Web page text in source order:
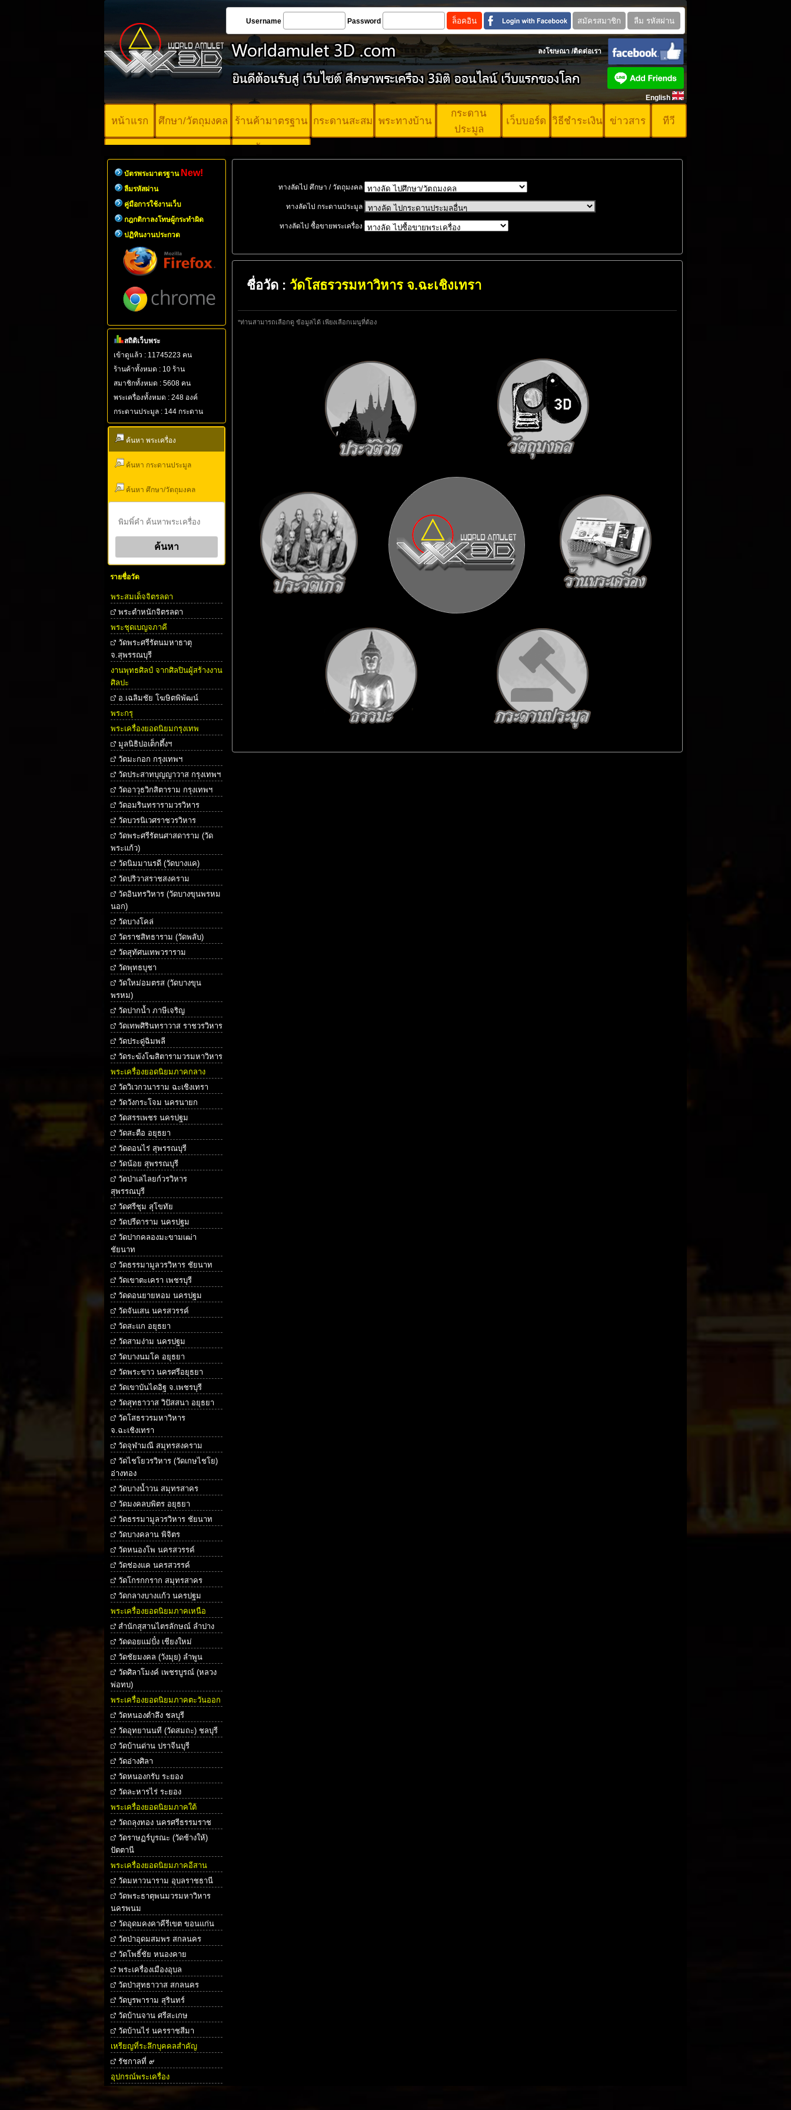
Username Password
ลงโฆษณา/ติดต่อเรา
English
หน้าแรก ศึกษา/วัตถุมงคล ร้านค้ามาตรฐาน กระดานสะสม พระทางบ้าน
กระดาน
ประมูล
เว็บบอร์ด วิธีชำระเงิน ข่าวสาร ทีวี
บัตรพระ
มาตรฐาน
บัตรพระมาตรฐาน New!
ลืมรหัสผ่าน
คู่มือการใช้งานเว็บ
กฎกติกาลงโทษผู้กระทำผิด
ปฏิทินงานประกวด
สถิติเว็บพระ
เข้าดูแล้ว : 11745223 คน
ร้านค้าทั้งหมด : 10 ร้าน
สมาชิกทั้งหมด : 5608 คน
พระเครื่องทั้งหมด : 248 องค์
กระดานประมูล : 144 กระดาน
ค้นหา พระเครื่อง
ค้นหา กระดานประมูล
ค้นหา ศึกษา/วัตถุมงคล
รายชื่อวัด
พระสมเด็จจิตรลดา
พระตําหนักจิตรลดา
พระชุดเบญจภาคี
วัดพระศรีรัตนมหาธาตุ
จ.สุพรรณบุรี
งานพุทธศิลป์ จากศิลปินผู้สร้างงาน
ศิลปะ
อ.เฉลิมชัย โฆษิตพิพัฒน์
พระกรุ
พระเครื่องยอดนิยมกรุงเทพ
มูลนิธิปอเต็กตึ้งฯ
วัดมะกอก กรุงเทพฯ
วัดประสาทบุญญาวาส กรุงเทพฯ
วัดอาวุธวิกสิตาราม กรุงเทพฯ
วัดอมรินทรารามวรวิหาร
วัดบวรนิเวศราชวรวิหาร
วัดพระศรีรัตนศาสดาราม (วัด
พระแก้ว)
วัดนิมมานรดี (วัดบางแค)
วัดปริวาสราชสงคราม
วัดอินทรวิหาร (วัดบางขุนพรหม
นอก)
วัดบางโคล่
วัดราชสิทธาราม (วัดพลับ)
วัดสุทัศนเทพวราราม
วัดพุทธบุชา
วัดใหม่อมตรส (วัดบางขุน
พรหม)
วัดปากน้ำ ภาษีเจริญ
วัดเทพศิรินทราวาส ราชวรวิหาร
วัดประดู่ฉิมพลี
วัดระฆังโฆสิตารามวรมหาวิหาร
พระเครื่องยอดนิยมภาคกลาง
วัดวิเวกวนาราม ฉะเชิงเทรา
วัดวังกระโจม นครนายก
วัดสรรเพชร นครปฐม
วัดสะตือ อยุธยา
วัดดอนไร่ สุพรรณบุรี
วัดน้อย สุพรรณบุรี
วัดป่าเลไลยก์วรวิหาร
สุพรรณบุรี
วัดศรีชุม สุโขทัย
วัดปรีดาราม นครปฐม
วัดปากคลองมะขามเฒ่า
ชัยนาท
วัดธรรมามูลวรวิหาร ชัยนาท
วัดเขาตะเครา เพชรบุรี
วัดดอนยายหอม นครปฐม
วัดจันเสน นครสวรรค์
วัดสะแก อยุธยา
วัดสามง่าม นครปฐม
วัดบางนมโค อยุธยา
วัดพระขาว นครศรีอยุธยา
วัดเขาบันไดอิฐ จ.เพชรบุรี
วัดสุทธาวาส วิปัสสนา อยุธยา
วัดโสธรวรมหาวิหาร
จ.ฉะเชิงเทรา
วัดจุฬามณี สมุทรสงคราม
วัดไชโยวรวิหาร (วัดเกษไชโย)
อ่างทอง
วัดบางน้ำวน สมุทรสาคร
วัดมงคลบพิตร อยุธยา
วัดธรรมามูลวรวิหาร ชัยนาท
วัดบางคลาน พิจิตร
วัดหนองโพ นครสวรรค์
วัดช่องแค นครสวรรค์
วัดโกรกกราก สมุทรสาคร
วัดกลางบางแก้ว นครปฐม
พระเครื่องยอดนิยมภาคเหนือ
สำนักสุสานไตรลักษณ์ ลำปาง
วัดดอยแม่ปั๋ง เชียงใหม่
วัดชัยมงคล (วังมุย) ลำพูน
วัดศิลาโมงค์ เพชรบูรณ์ (หลวง
พ่อทบ)
พระเครื่องยอดนิยมภาคตะวันออก
วัดหนองตำลึง ชลบุรี
วัดอุทยานนที (วัดสมถะ) ชลบุรี
วัดบ้านด่าน ปราจีนบุรี
วัดอ่างศิลา
วัดหนองกรับ ระยอง
วัดละหารไร่ ระยอง
พระเครื่องยอดนิยมภาคใต้
วัดถลุงทอง นครศรีธรรมราช
วัดราษฏร์บูรณะ (วัดช้างให้)
ปัตตานี
พระเครื่องยอดนิยมภาคอีสาน
วัดมหาวนาราม อุบลราชธานี
วัดพระธาตุพนมวรมหาวิหาร
นครพนม
วัดอุดมคงคาคีรีเขต ขอนแก่น
วัดป่าอุดมสมพร สกลนคร
วัดโพธิ์ชัย หนองคาย
พระเครื่องเมืองอุบล
วัดป่าสุทธาวาส สกลนคร
วัดบูรพาราม สุรินทร์
วัดบ้านจาน ศรีสะเกษ
วัดบ้านไร่ นครราชสีมา
เหรียญที่ระลึกบุคคลสำคัญ
รัชกาลที่ ๙
อุปกรณ์พระเครื่อง
ทางลัดไป ศึกษา / วัตถุมงคล
ทางลัดไป กระดานประมูล
ทางลัดไป ซื้อขายพระเครื่อง
ชื่อวัด : วัดโสธรวรมหาวิหาร จ.ฉะเชิงเทรา
*ท่านสามารถเลือกดู ข้อมูลได้ เพียงเลือกเมนูที่ต้อง